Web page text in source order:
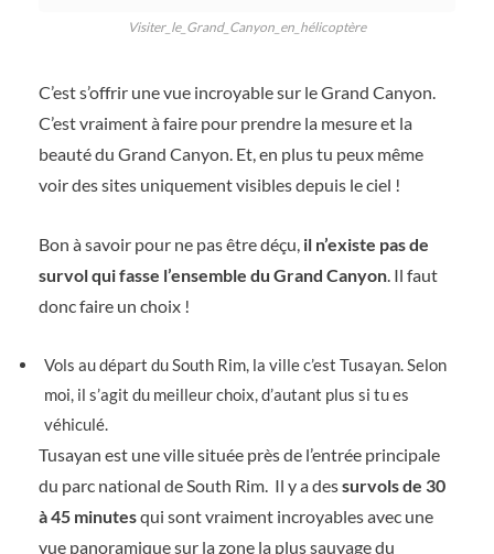
Visiter_le_Grand_Canyon_en_hélicoptère
C’est s’offrir une vue incroyable sur le Grand Canyon.
C’est vraiment à faire pour prendre la mesure et la
beauté du Grand Canyon. Et, en plus tu peux même
voir des sites uniquement visibles depuis le ciel !
Bon à savoir pour ne pas être déçu, il n’existe pas de
survol qui fasse l’ensemble du Grand Canyon . Il faut
donc faire un choix !
Vols au départ du South Rim, la ville c’est Tusayan. Selon
moi, il s’agit du meilleur choix, d’autant plus si tu es
véhiculé.
Tusayan est une ville située près de l’entrée principale
du parc national de South Rim. Il y a dessurvols de 30
à 45 minutesqui sont vraiment incroyables avec une
vue panoramique sur la zone la plus sauvage du